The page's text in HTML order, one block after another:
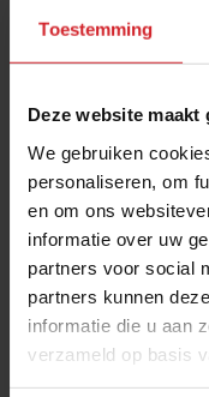
Toestemming
Deze website
We gebruiken
personaliseren, om
en om ons
informatie over uw
partners voor social
partners kunnen
informatie die u aan
verzameld op basis
Oproep:
“Architecten
Gastronomie Chefs